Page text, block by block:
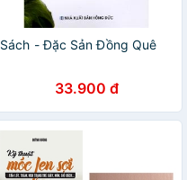
Sách - Đặc Sản Đồng Quê
33.900 đ